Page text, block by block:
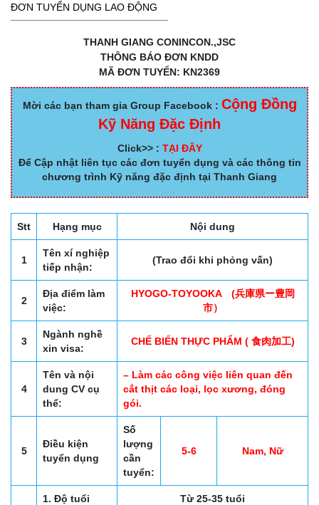
ĐƠN TUYỂN DỤNG LAO ĐỘNG
THANH GIANG CONINCON.,JSC
THÔNG BÁO ĐƠN KNDD
MÃ ĐƠN TUYỂN: KN2369
Mời các bạn tham gia Group Facebook : Cộng Đồng
Kỹ Năng Đặc Định
Click>> : TẠI ĐÂY
Để Cập nhật liên tục các đơn tuyển dụng và các thông tin
chương trình Kỹ năng đặc định tại Thanh Giang
Stt Hạng mục Nội dung
1
Tên xí nghiệp
tiếp nhận:
(Trao đổi khi phỏng vấn)
2
Địa điểm làm
việc:
HYOGO-TOYOOKA (兵庫県ー豊岡
市）
3
Ngành nghề
xin visa:
CHẾ BIẾN THỰC PHẨM ( 食肉加工)
4
Tên và nội
dung CV cụ
thể:
– Làm các công việc liên quan đến
cắt thịt các loại, lọc xương, đóng
gói.
5
Điều kiện
tuyển dụng
Số
lượng
cần
tuyển:
5-6 Nam, Nữ
1. Độ tuổi Từ 25-35 tuổi